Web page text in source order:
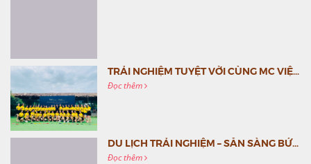
TRẢI NGHIỆM TUYỆT VỜI CÙNG MC VIỆT NAM
Đọc thêm
DU LỊCH TRẢI NGHIỆM – SẴN SÀNG BỨT PHÁ CÙNG MC VIỆT NAM
Đọc thêm